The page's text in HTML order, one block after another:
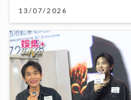
13/07/2026